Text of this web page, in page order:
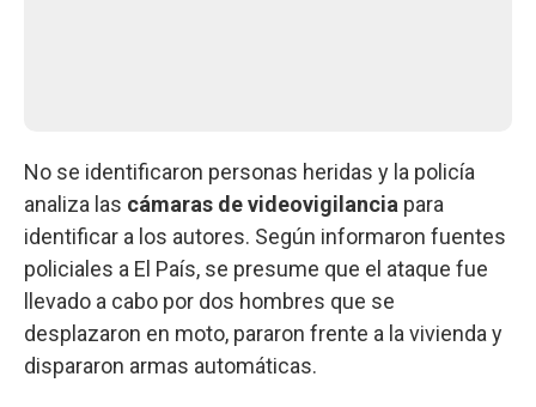
No se identificaron personas heridas y la policía
analiza las cámaras de videovigilancia para
identificar a los autores. Según informaron fuentes
policiales a El País, se presume que el ataque fue
llevado a cabo por dos hombres que se
desplazaron en moto, pararon frente a la vivienda y
dispararon armas automáticas.